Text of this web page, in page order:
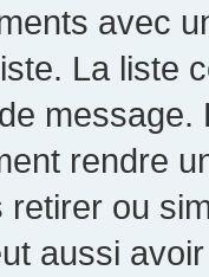
avec
La liste
rendre
ou
aussi